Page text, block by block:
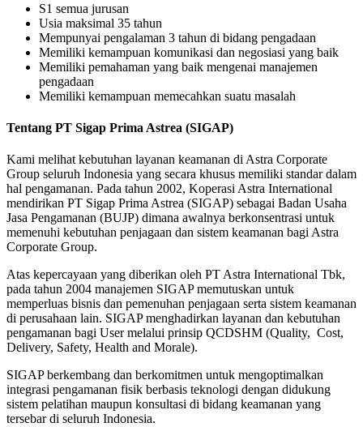
S1 semua jurusan
Usia maksimal 35 tahun
Mempunyai pengalaman 3 tahun di bidang pengadaan
Memiliki kemampuan komunikasi dan negosiasi yang baik
Memiliki pemahaman yang baik mengenai manajemen
pengadaan
Memiliki kemampuan memecahkan suatu masalah
Tentang PT Sigap Prima Astrea (SIGAP)
Kami melihat kebutuhan layanan keamanan di Astra Corporate
Group seluruh Indonesia yang secara khusus memiliki standar dalam
hal pengamanan. Pada tahun 2002, Koperasi Astra International
mendirikan PT Sigap Prima Astrea (SIGAP) sebagai Badan Usaha
Jasa Pengamanan (BUJP) dimana awalnya berkonsentrasi untuk
memenuhi kebutuhan penjagaan dan sistem keamanan bagi Astra
Corporate Group.
Atas kepercayaan yang diberikan oleh PT Astra International Tbk,
pada tahun 2004 manajemen SIGAP memutuskan untuk
memperluas bisnis dan pemenuhan penjagaan serta sistem keamanan
di perusahaan lain. SIGAP menghadirkan layanan dan kebutuhan
pengamanan bagi User melalui prinsip QCDSHM (Quality, Cost,
Delivery, Safety, Health and Morale).
SIGAP berkembang dan berkomitmen untuk mengoptimalkan
integrasi pengamanan fisik berbasis teknologi dengan didukung
sistem pelatihan maupun konsultasi di bidang keamanan yang
tersebar di seluruh Indonesia.